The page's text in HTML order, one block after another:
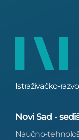
Istraživačko-
Novi Sad -
Naučno-